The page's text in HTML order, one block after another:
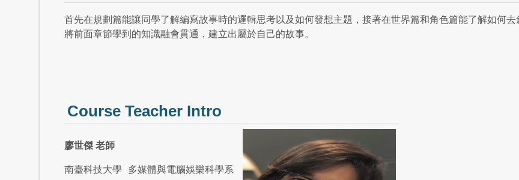
首先在規劃篇能讓同學了解編寫故事時的邏輯思考以及如何發想主題，接著在世界篇和角色篇能了解如何
將前面章節學到的知識融會貫通，建立出屬於自己的故事。
Course Teacher Intro
廖世傑 老師
南臺科技大學 多媒體與電腦娛樂科學系